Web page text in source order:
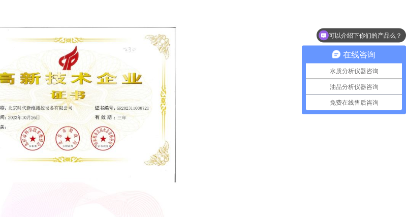
在线咨询
水质分析仪器咨询
油品分析仪器咨询
免费在线售后咨询
可以介绍下你们的产品么？
你们是怎么收费的呢？